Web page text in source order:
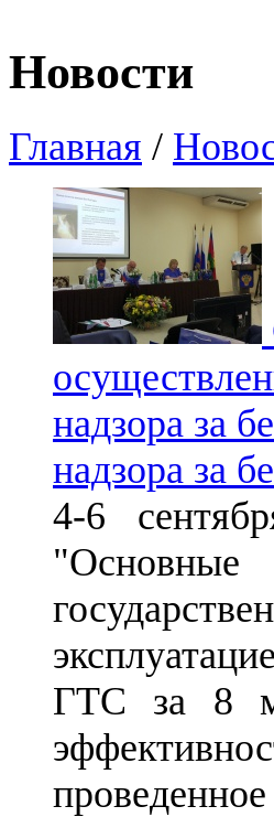
Новости
Главная /
надзора за
надзора за
4-6
"Основные
ГТС за 8